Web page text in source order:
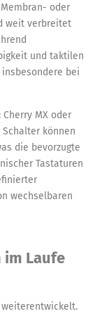
oder
weit verbreitet
und taktilen
bei
MX oder
können
die bevorzugte
Tastaturen
wechselbaren
im Laufe
weiterentwickelt.